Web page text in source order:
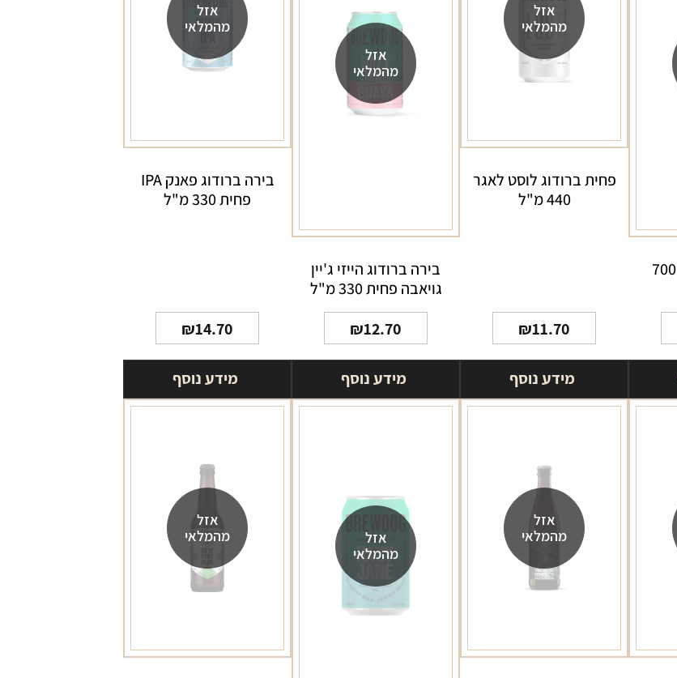
רום ברודוג פייב 700
אזל
מהמלאי
פחית ברודוג לוסט לאגר
440 מ"ל
₪11.70
מידע נוסף
אזל
מהמלאי
בירה ברודוג הייזי ג'יין
גויאבה פחית 330 מ"ל
₪12.70
מידע נוסף
אזל
מהמלאי
בירה ברודוג פאנק IPA
פחית 330 מ"ל
₪14.70
מידע נוסף
אזל
מהמלאי
אזל
מהמלאי
אזל
מהמלאי